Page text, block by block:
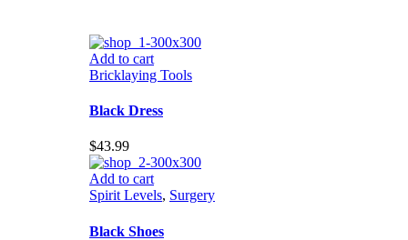
Add to cart
Bricklaying Tools
Black Dress
$43.99
Add to cart
Spirit Levels, Surgery
Black Shoes